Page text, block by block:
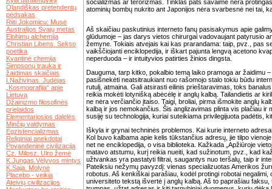
Olandiškas pretendentų
pėdsakas
Riiti Jokomicu: Musė
Australijos Svajų metas
Elohimų alchemija
Christian Libens. Sekso
poetika
Kvantinė chemija
Simpsonų trauka ir
žaidimas skaičiais
I.Naživinas. Judėjas
„Kosmografija“ apie
Lietuvą
Džainizmo filosofinės
prielaidos
Elementariosios dalelės
Minčių valdymas
Egzistencializmas
Religiniai anekdotai
Povandeninė civilizacija
Cz. Milosz. Ulro žemė
K.Jungas.Vėlyvos mintys
K.Saja. Molynė
Placebo - veikia
Ateivių civilizacijos
socializmas ar terorizmas. Tinklas pats savaime nėra
atominių bombų nukrito ant Japonijos nėra svarbesnė nei tai,
Aš skaičiau paskutinius interneto fanų pasisakymus apie
glūdumoje – jas darys vietos chirurgai vadovaujant patyrusio
žemyne. Tokiais atvejais kai kas prarandama: taip, pvz., pas
vaikščiojanti enciklopedija, ir iškart pajunta lengvą acetono
neperduoda – ir intuityvios patirties žinios dingsta.
Dauguma, tarp kitko, pokalbio temą laiko pramoga ar žaidimu
pasišnekėti neatsitraukiant nuo rašomojo stalo tokiu būdu
rutulį, atmaina. Gali atsirasti eilinis prieštaravimas, toks
reikia mokėti lotynišką abėcėlę ir anglų kalbą. Tailandietis ar
ne nėra verčiančio įtaiso. Taigi, broliai, pirma išmokite anglų
kalbą ir jos nemokančius. Šis anglizavimas plinta vis plačiau ir
susiję su technologija, kuriai suteikiama privilegijuota padėtis,
Iškyla ir grynai techninės problemos. Kai kurie interneto
Kol buvo kalbama apie kelis tūkstančius adresų, jie tilpo
net ne enciklopedija, o visa biblioteka. Kažkada „Apžiūroje
matavo atstumu, kurį reikia nueiti, kad sužinotum, pvz., kad
užtvankas yra pastatyti filtrai, saugantys nuo teršalų, taip ir
Pateiksiu nežymų pavyzdį: vienas specializuotas Amerikos
robotus. Aš kenkiškai parašiau, kodėl protingi robotai
universiteto tekstą išvertė į anglų kalbą. Aš to paprašiau